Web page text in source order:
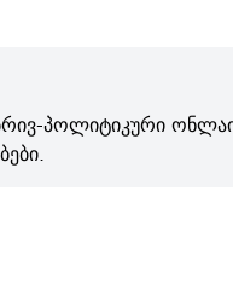
პოლიტიკური